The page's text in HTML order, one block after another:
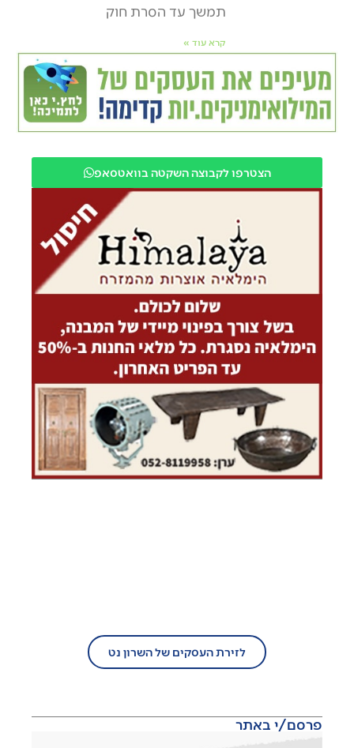
תמשך עד הסרת חוק
קרא עוד »
הצטרפו לקבוצה השקטה בוואטסאפ
לזירת העסקים של השרון נט
פרסם/י באתר